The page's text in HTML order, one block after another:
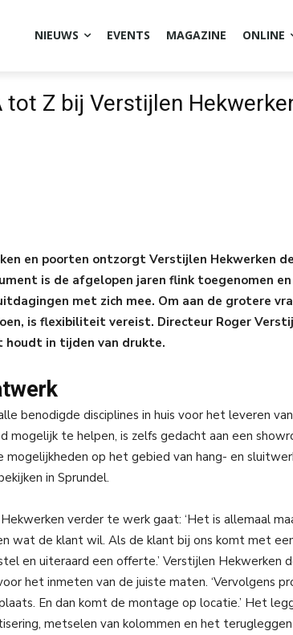
NIEUWS EVENTS MAGAZINE ONLINE
tot Z bij Verstijlen
en poorten ontzorgt Verstijlen Hekwerken
is de afgelopen jaren flink toegenomen
met zich mee. Om aan de grotere
is flexibiliteit vereist. Directeur Roger
houdt in tijden van drukte.
benodigde disciplines in huis voor het leveren
mogelijk te helpen, is zelfs gedacht aan een
mogelijkheden op het gebied van hang- en
in Sprundel.
verder te werk gaat: ‘Het is allemaal
wat de klant wil. Als de klant bij ons komt met
en uiteraard een offerte.’ Verstijlen Hekwerken
het inmeten van de juiste maten. ‘Vervolgens
En dan komt de montage op locatie.’ Het
metselen van kolommen en het